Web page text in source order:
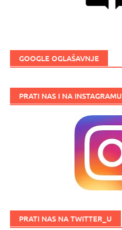
GOOGLE OGLAŠAVNJE
PRATI NAS I NA INSTAGRAMU
PRATI NAS NA TWITTER_U